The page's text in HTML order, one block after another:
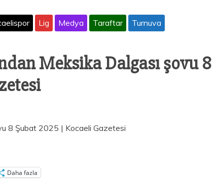
Lig Medya Taraftar
Turnuva
Meksika Dalgası şovu 8
8 Şubat 2025 | Kocaeli Gazetesi
Daha fazla